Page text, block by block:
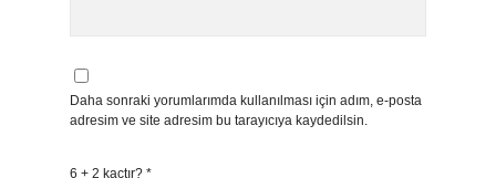
Daha sonraki yorumlarımda kullanılması için adım, e-posta
adresim ve site adresim bu tarayıcıya kaydedilsin.
6 + 2 kaçtır? *